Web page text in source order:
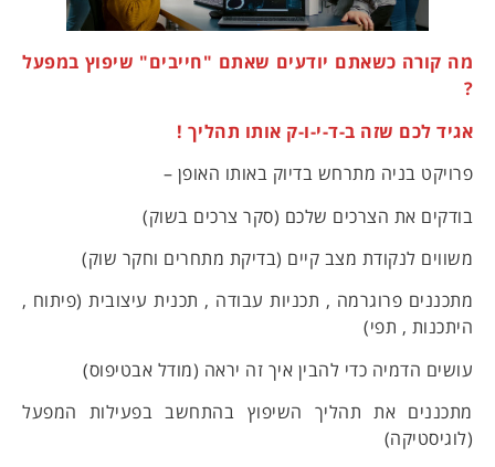
מה קורה כשאתם יודעים שאתם "חייבים" שיפוץ במפעל
?
אגיד לכם שזה ב-ד-י-ו-ק אותו תהליך !
פרויקט בניה מתרחש בדיוק באותו האופן –
בודקים את הצרכים שלכם (סקר צרכים בשוק)
משווים לנקודת מצב קיים (בדיקת מתחרים וחקר שוק)
מתכננים פרוגרמה , תכניות עבודה , תכנית עיצובית (פיתוח ,
היתכנות , תפי)
עושים הדמיה כדי להבין איך זה יראה (מודל אבטיפוס)
מתכננים את תהליך השיפוץ בהתחשב בפעילות המפעל
(לוגיסטיקה)